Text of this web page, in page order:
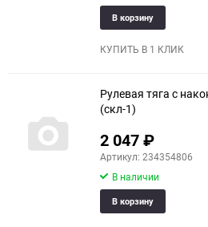
В корзину
КУПИТЬ В 1 КЛИК
Рулевая тяга с
(скл-1)
2 047₽
Артикул: 234354806
В наличии
В корзину